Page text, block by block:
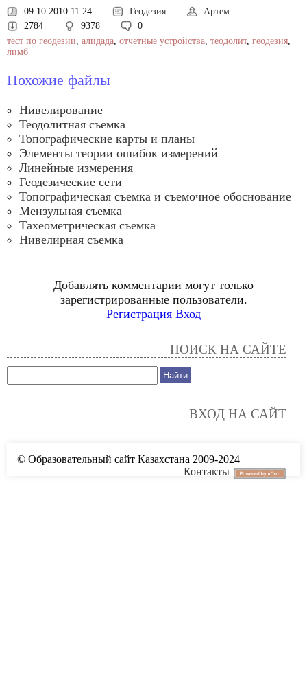
09.10.2010 11:24 Геодезия
Артем
2784
9378
0
тест по геодезии, алидада, отчетные устройства, теодолит, геодезия,
лимб
Похожие файлы
Нивелирование
Теодолитная съемка
Топографические карты и планы
Элементы теории ошибок измерений
Линейные измерения
Геодезические сети
Топографическая съемка и съемочное обоснование
Мензульная съемка
Тахеометрическая съемка
Нивелирная съемка
Добавлять комментарии могут только
зарегистрированные пользователи.
Регистрация Вход
ПОИСК НА САЙТЕ
ВХОД НА САЙТ
© Образовательный сайт Казахстана 2009-2024
Контакты